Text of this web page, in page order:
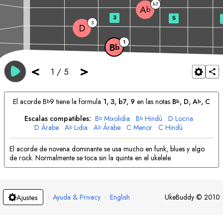
< 1 / 5 >
Bb 1
D 3
Ab
b7
3 5
El acorde Bb9 tiene la formula 1, 3, b7, 9 en las notas Bb, D, Ab, C
Escalas compatibles: Bb Mixolidia Bb Hindú D Locria
D Árabe Ab Lidia Ab Árabe C Menor C Hindú
El acorde de novena dominante se usa mucho en funk, blues y algo
de rock. Normalmente se toca sin la quinta en el ukelele.
Ajustes · Ayuda & Privacy · English UkeBuddy © 2010